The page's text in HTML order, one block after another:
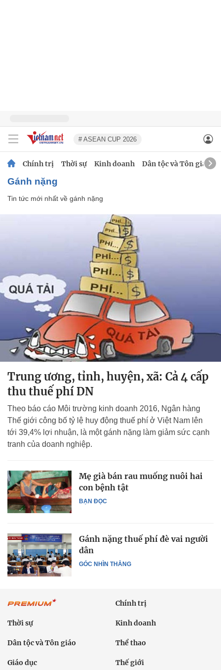
# ASEAN CUP 2026
Chính trị Thời sự Kinh doanh Dân tộc và Tôn giáo
gánh nặng
Tin tức mới nhất về gánh nặng
Trung ương, tỉnh, huyện, xã: Cả 4 cấp
thu thuế phí DN
Theo báo cáo Môi trường kinh doanh 2016, Ngân hàng
Thế giới công bố tỷ lệ huy động thuế phí ở Việt Nam lên
tới 39,4% lợi nhuận, là một gánh nặng làm giảm sức cạnh
tranh của doanh nghiệp.
BẠN ĐỌC
Mẹ già bán rau muống nuôi hai
con bệnh tật
GÓC NHÌN THẲNG
Gánh nặng thuế phí đè vai người
dân
Chính trị
Thời sự Kinh doanh
Dân tộc và Tôn giáo Thể thao
Giáo dục Thế giới